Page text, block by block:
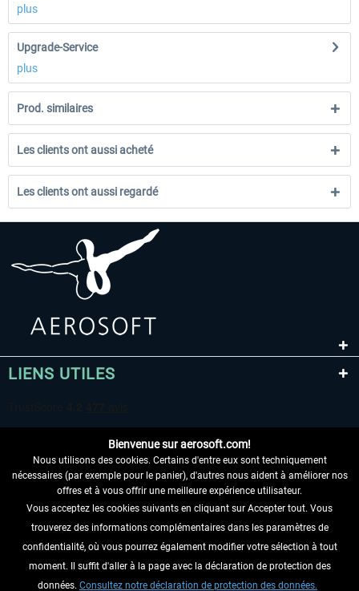
plus
Upgrade-Service
plus
Prod. similaires
Les clients ont aussi acheté
Les clients ont aussi regardé
LIENS UTILES
RENONCER AU CONTRAT ICI
INFORMATIONS
NE MANQUEZ PAS LES DERNIÈRES
Bienvenue sur aerosoft.com!
Nous utilisons des cookies. Certains d'entre eux sont techniquement
nécessaires (par exemple pour le panier), d'autres nous aident à améliorer nos
offres et à vous offrir une meilleure expérience utilisateur.
Vous acceptez les cookies suivants en cliquant sur Accepter tout. Vous
trouverez des informations complémentaires dans les paramètres de
confidentialité, où vous pourrez également modifier votre sélection à tout
moment. Il suffit d'aller à la page avec la déclaration de protection des
données. Consultez notre déclaration de protection des données.